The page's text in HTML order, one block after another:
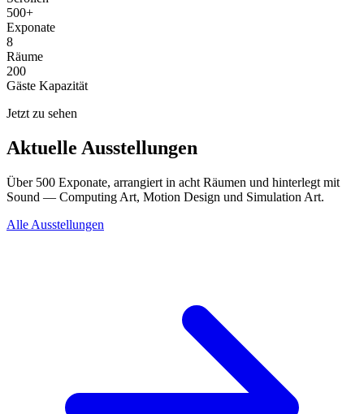
500+
Exponate
8
Räume
200
Gäste Kapazität
Jetzt zu sehen
Aktuelle Ausstellungen
Über 500 Exponate, arrangiert in acht Räumen und hinterlegt mit
Sound — Computing Art, Motion Design und Simulation Art.
Alle Ausstellungen